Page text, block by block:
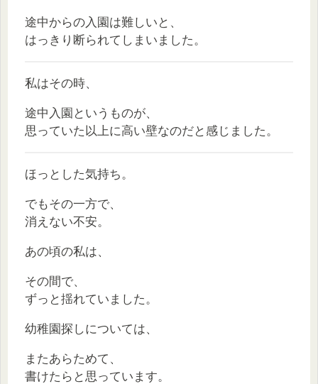
途中からの入園は難しいと、
はっきり断られてしまいました。
私はその時、
途中入園というものが、
思っていた以上に高い壁なのだと感じました。
ほっとした気持ち。
でもその一方で、
消えない不安。
あの頃の私は、
その間で、
ずっと揺れていました。
幼稚園探しについては、
またあらためて、
書けたらと思っています。